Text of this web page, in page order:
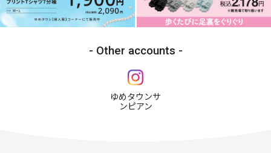
Other accounts
ゆめタウンサ
ンピアン